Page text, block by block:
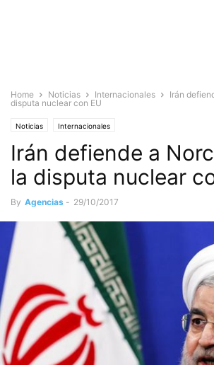
Home Noticias Internacionales
Irán
disputa nuclear con EU
Noticias Internacionales
Irán defiende a
la disputa nuclear
By Agencias - 29/10/2017